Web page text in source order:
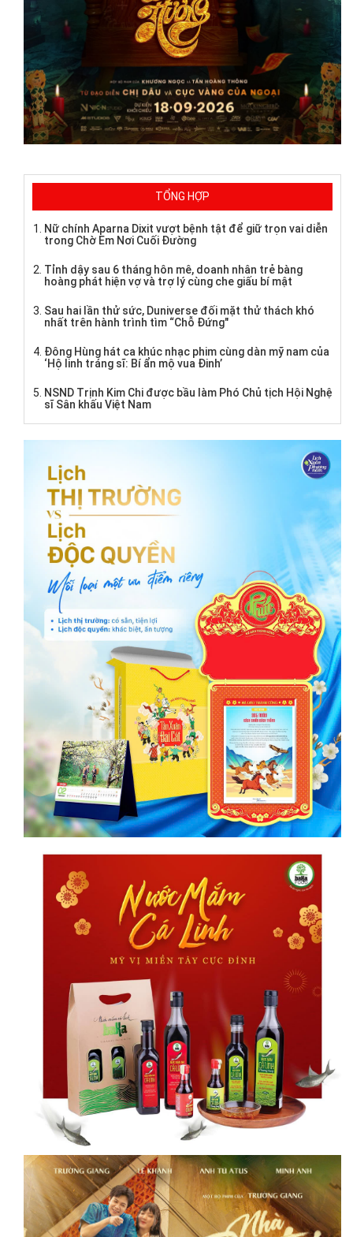
TỔNG HỢP
Nữ chính Aparna Dixit vượt bệnh tật để giữ trọn vai diễn
trong Chờ Em Nơi Cuối Đường
Tỉnh dậy sau 6 tháng hôn mê, doanh nhân trẻ bàng
hoàng phát hiện vợ và trợ lý cùng che giấu bí mật
Sau hai lần thử sức, Duniverse đối mặt thử thách khó
nhất trên hành trình tìm “Chỗ Đứng"
Đông Hùng hát ca khúc nhạc phim cùng dàn mỹ nam của
‘Hộ linh tráng sĩ: Bí ẩn mộ vua Đinh’
NSND Trịnh Kim Chi được bầu làm Phó Chủ tịch Hội Nghệ
sĩ Sân khấu Việt Nam